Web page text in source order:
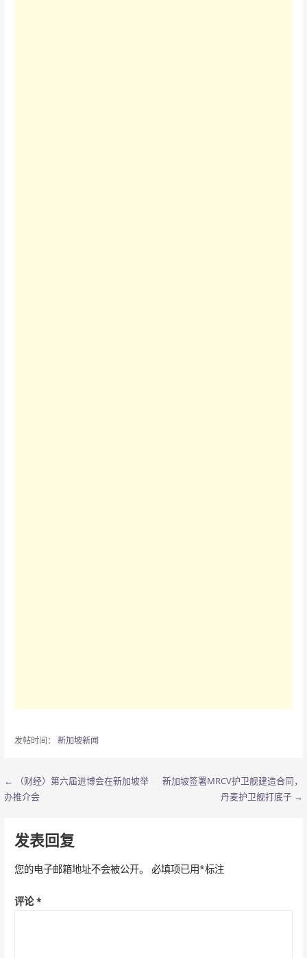
发帖时间： 新加坡新闻
文
导
航
← （财经）第六届进博会在新加坡举
办推介会
新加坡签署MRCV护卫舰建造合同，
丹麦护卫舰打底子 →
发表回复
您的电子邮箱地址不会被公开。 必填项已用*标注
评论*